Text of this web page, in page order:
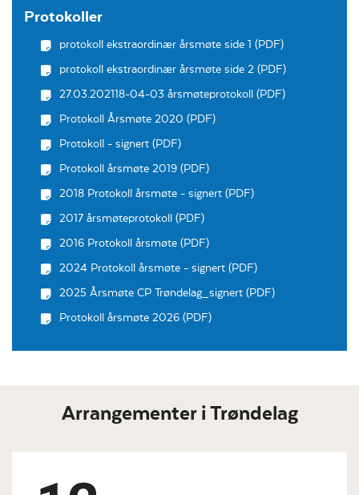
Protokoller
protokoll ekstraordinær årsmøte side 1 (PDF)
protokoll ekstraordinær årsmøte side 2 (PDF)
27.03.202118-04-03 årsmøteprotokoll (PDF)
Protokoll Årsmøte 2020 (PDF)
Protokoll - signert (PDF)
Protokoll årsmøte 2019 (PDF)
2018 Protokoll årsmøte - signert (PDF)
2017 årsmøteprotokoll (PDF)
2016 Protokoll årsmøte (PDF)
2024 Protokoll årsmøte - signert (PDF)
2025 Årsmøte CP Trøndelag_signert (PDF)
Protokoll årsmøte 2026 (PDF)
Arrangementer i Trøndelag